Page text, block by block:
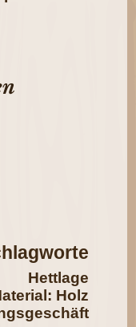
Hettlage
Holz